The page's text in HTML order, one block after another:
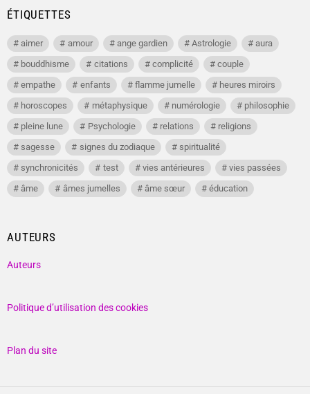
ÉTIQUETTES
aimer amour ange gardien Astrologie
aura
bouddhisme
citations complicité
couple
empathe
enfants flamme jumelle
heures miroirs
horoscopes
métaphysique numérologie
philosophie
pleine lune
Psychologie relations
religions
sagesse
signes du zodiaque
spiritualité
synchronicités
test vies antérieures
vies passées
âme
âmes jumelles âme sœur éducation
AUTEURS
Auteurs
Politique d’utilisation des cookies
Plan du site